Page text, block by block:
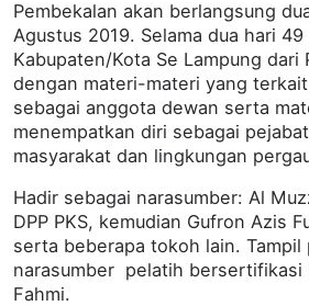
Pembekalan akan berlangsung
Agustus 2019. Selama dua hari 49
Kabupaten/Kota Se Lampung dari
dengan materi-materi yang
sebagai anggota dewan serta
menempatkan diri sebagai
masyarakat dan lingkungan
Hadir sebagai narasumber: Al
DPP PKS, kemudian Gufron Azis
serta beberapa tokoh lain. Tampil
narasumber pelatih bersertifikasi
Fahmi.